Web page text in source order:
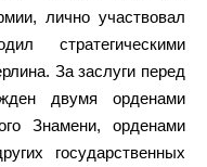
лично участвовал
стратегическими
За заслуги перед
двумя орденами
Знамени, орденами
государственных